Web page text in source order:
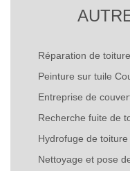
Réparation de
Peinture sur tuile
Entreprise de
Recherche fuite de
Hydrofuge de
Nettoyage et pose